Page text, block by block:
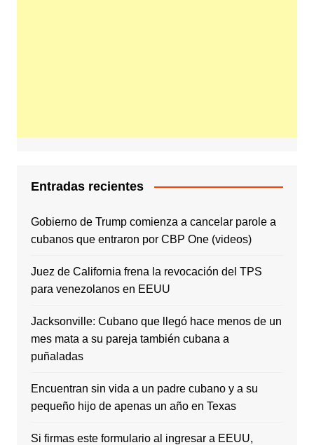
Entradas recientes
Gobierno de Trump comienza a cancelar parole a
cubanos que entraron por CBP One (videos)
Juez de California frena la revocación del TPS
para venezolanos en EEUU
Jacksonville: Cubano que llegó hace menos de un
mes mata a su pareja también cubana a
puñaladas
Encuentran sin vida a un padre cubano y a su
pequeño hijo de apenas un año en Texas
Si firmas este formulario al ingresar a EEUU,